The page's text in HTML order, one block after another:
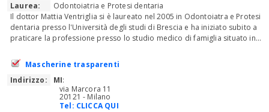
Laurea:
Odontoiatria e Protesi dentaria
Il dottor Mattia Ventriglia si è laureato nel 2005 in Odontoiatra e Protesi
dentaria presso l'Università degli studi di Brescia e ha iniziato subito a
praticare la professione presso lo studio medico di famiglia situato in...
Mascherine trasparenti
Indirizzo:
MI:
via Marcora 11
20121 - Milano
Tel: CLICCA QUI